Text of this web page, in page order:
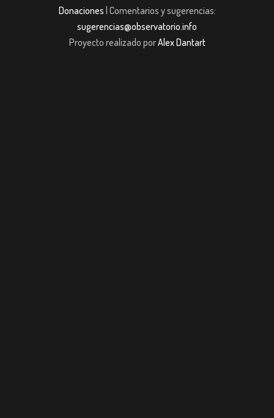
Donaciones | Comentarios y sugerencias:
sugerencias@observatorio.info
Proyecto realizado porAlex Dantart